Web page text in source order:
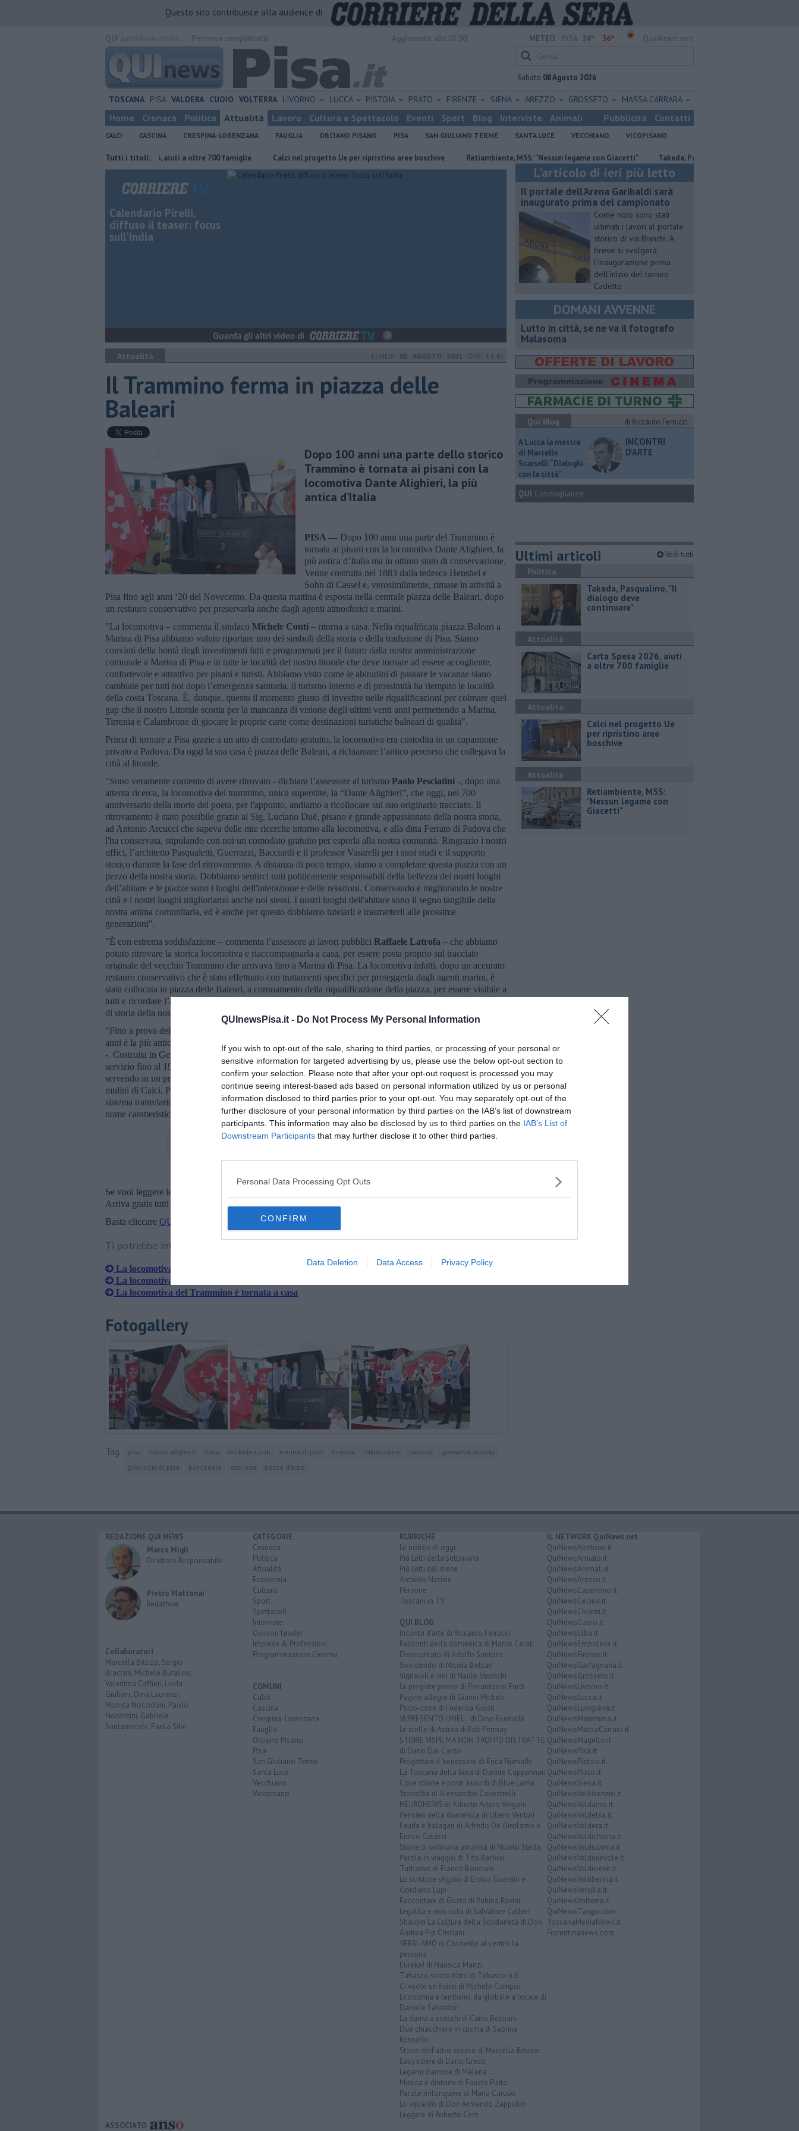
QUInewsPisa.it - Do Not Process My Personal Information
If you wish to opt-out of the sale, sharing to third parties, or processing of your personal or
sensitive information for targeted advertising by us, please use the below opt-out section to
confirm your selection. Please note that after your opt-out request is processed you may
continue seeing interest-based ads based on personal information utilized by us or personal
information disclosed to third parties prior to your opt-out. You may separately opt-out of the
further disclosure of your personal information by third parties on the IAB’s list of downstream
participants. This information may also be disclosed by us to third parties on the IAB’s List of
Downstream Participants that may further disclose it to other third parties.
Personal Data Processing Opt Outs
CONFIRM
Data Deletion Data Access Privacy Policy
Questo sito contribuisce alla audience di
METEO: 24° 36°
Sabato 08 Agosto 2026
TOSCANA PISA VALDERA CUOIO VOLTERRA LIVORNO LUCCA PISTOIA PRATO FIRENZE SIENA AREZZO GROSSETO MASSA CARRARA
Home Cronaca Politica Attualità Lavoro Cultura e Spettacolo Eventi Sport Blog Interviste Animali Pubblicità Contatti
CALCI CASCINA CRESPINA-LORENZANA FAUGLIA ORCIANO PISANO PISA SAN GIULIANO TERME SANTA LUCE VECCHIANO VICOPISANO
Tutti i titoli:
Carta Spesa 2026, aiuti a oltre 700 famiglie Calci nel progetto Ue per ripristino aree boschive Retiambiente, M5S: "Nessun legame con Giacetti" Takeda, Pasqualino, "Il dialogo deve continuare"
Calendario Pirelli,
diffuso il teaser: focus
sull'India
Attualità LUNEDÌ 02 AGOSTO 2021 ORE 14:42
Il Trammino ferma in piazza delle
Baleari
Dopo 100 anni una parte dello storico
Trammino è tornata ai pisani con la
locomotiva Dante Alighieri, la più
antica d’Italia
PISA — Dopo 100 anni una parte del Trammino è
tornata ai pisani con la locomotiva Dante Alighieri, la
più antica d’Italia ma in ottimo stato di conservazione.
Venne costruita nel 1883 dalla tedesca Henshel e
Sohn di Cassel e, verosimilmente, rimase in attività a
Pisa fino agli anni ‘20 del Novecento. Da questa mattina è esposta nella centrale piazza delle Baleari, dopo
un restauro conservativo per preservarla anche dagli agenti atmosferici e marini.
"La locomotiva – commenta il sindaco Michele Conti – ritorna a casa. Nella riqualificata piazza Baleari a
Marina di Pisa abbiamo voluto riportare uno dei simboli della storia e della tradizione di Pisa. Siamo
convinti della bontà degli investimenti fatti e programmati per il futuro dalla nostra amministrazione
comunale a Marina di Pisa e in tutte le località del nostro litorale che deve tornare ad essere accogliente,
confortevole e attrattivo per pisani e turisti. Abbiamo visto come le abitudini di passare le vacanze siano
cambiate per tutti noi dopo l’emergenza sanitaria, il turismo interno e di prossimità ha riempito le località
della costa Toscana. È, dunque, questo il momento giusto di investire nelle riqualificazioni per colmare quel
gap che il nostro Litorale sconta per la mancanza di visione degli ultimi venti anni permettendo a Marina,
Tirrenia e Calambrone di giocare le proprie carte come destinazioni turistiche balneari di qualità".
Prima di tornare a Pisa grazie a un atto di comodato gratuito, la locomotiva era custodita in un capannone
privato a Padova. Da oggi la sua casa è piazza delle Baleari, a richiamare l’antico percorso che collegava la
città al litorale.
"Sono veramente contento di avere ritrovato - dichiara l’assessore al turismo Paolo Pesciatini -, dopo una
attenta ricerca, la locomotiva del trammino, unica superstite, la “Dante Alighieri”, che oggi, nel 700
anniversario della morte del poeta, per l'appunto, andiamo a ricollocare sul suo originario tracciato. Il
ritrovamento è stato possibile grazie al Sig. Luciano Dué, pisano e grande appassionato della nostra storia,
ad Antonio Arcucci che sapeva delle mie ricerche intorno alla locomotiva, e alla ditta Ferrato di Padova che
l'ha conservata, stipulando con noi un comodato gratuito per esporla alla nostra comunità. Ringrazio i nostri
uffici, l’architetto Pasqualetti, Guerrazzi, Bacciardi e il professor Vasarelli per i suoi studi e il supporto
storico durante la fase del ritrovamento. A distanza di poco tempo, siamo a completare questa piazza con un
pezzo della nostra storia. Dobbiamo sentirci tutti politicamente responsabili della bellezza dei nostri luoghi
dell’abitare e le piazze sono i luoghi dell'interazione e delle relazioni. Conservando e migliorando le nostre
città e i nostri luoghi miglioriamo anche noi stessi. I nostri luoghi dell'abitare sono il segno tangibile della
nostra anima comunitaria, ed è anche per questo dobbiamo tutelarli e trasmetterli alle prossime
generazioni".
"È con estrema soddisfazione – commenta l’assessore ai lavori pubblici Raffaele Latrofa – che abbiamo
potuto ritrovare la storica locomotiva e riaccompagnarla a casa, per essere posta proprio sul tracciato
originale del vecchio Trammino che arrivava fino a Marina di Pisa. La locomotiva infatti, dopo un accurato
restauro conservativo che è stato effettuato con trattamenti specifici per proteggerla dagli agenti marini, è
stata collocata in piazza delle Baleari, a coronamento della riqualificazione della piazza, per essere visibile a
tutti e ricordare l’antico percorso del Trammino che portava al Litorale, ricostruendo visivamente un pezzo
di storia della nostra città e del nostro territorio".
"Fino a prova del contrario la locomotiva “Dante Alighieri” che oggi è tornata finalmente a casa dopo 100
anni è la più antica d’Italia, in questo ottimo stato di conservazione – afferma il professore
-. Costruita in Germania, venne ordinata per funzionare qui a Pisa sulle tramvie locali nel 1884. Rimase in
servizio fino al 1921 circa. Le tramvie della provincia di Pisa vennero inaugurate per Pontedera e per Calci,
servendo in un primo tempo solo per le cave di pietra di Caprona e per andare a macinare il grano verso i
mulini di Calci. Poi però la tramvia è stata prolungata fino al mare, a Boccadarno, nel 1892 creando un
sistema tramviario avveniristico per l’epoca che aveva un parco macchine di sei locomotive, tutte con un
nome caratteristico".
Se vuoi leggere le notizie principali della Toscana iscriviti alla
Arriva gratis tutti i giorni alle 20:00 direttamente nella tua casella di posta.
Basta cliccare QUI
Ti potrebbe interessare anche:
La locomotiva è arrivata a Marina
La locomotiva del Trammino torna a Marina
La locomotiva del Trammino è tornata a casa
Fotogallery
Tag pisa dante alighieri italia michele conti marina di pisa tirrenia calambrone padova
germania nazista
provincia di pisa
pontedera caprona bocca d'arno
L'articolo di ieri più letto
Il portale dell'Arena Garibaldi sarà
inaugurato prima del campionato
Come noto sono stati
ultimati i lavori al portale
storico di via Bianchi. A
breve si svolgerà
l'inaugurazione prima
dell'inizio del torneo
Cadetto
DOMANI AVVENNE
Lutto in città, se ne va il fotografo
Malasoma
Qui Blog
di Riccardo Ferrucci
A Lucca la mostra
di Marcello
Scarselli “Dialoghi
con la città"
INCONTRI
D'ARTE
QUI Condoglianze
Ultimi articoli Vedi tutti
Politica
Takeda, Pasqualino, "Il
dialogo deve
continuare"
Attualità
Carta Spesa 2026, aiuti
a oltre 700 famiglie
Attualità
Calci nel progetto Ue
per ripristino aree
boschive
Attualità
Retiambiente, M5S:
"Nessun legame con
Giacetti"
REDAZIONE QUI NEWS
Marco Migli
Direttore Responsabile
Pietro Mattonai
Redattore
Collaboratori
Marcella Bitozzi, Sergio
Braccini, Michele Bufalino,
Valentina Caffieri, Linda
Giuliani, Dina Laurenzi,
Monica Nocciolini, Paolo
Nocentini, Gabriele
Santarnecchi, Paola Silvi.
CATEGORIE
Cronaca
Politica
Attualità
Economia
Cultura
Sport
Spettacoli
Interviste
Opinion Leader
Imprese & Professioni
Programmazione Cinema
COMUNI
Calci
Cascina
Crespina-Lorenzana
Fauglia
Orciano Pisano
Pisa
San Giuliano Terme
Santa Luce
Vecchiano
Vicopisano
RUBRICHE
Le notizie di oggi
Più Letti della settimana
Più Letti del mese
Archivio Notizie
Persone
Toscani in TV
QUI BLOG
Incontri d'arte di Riccardo Ferrucci
Racconti della domenica di Marco Celati
Disincantato di Adolfo Santoro
Sorridendo di Nicola Belcari
Vignaioli e vini di Nadio Stronchi
Le pregiate penne di Pierantonio Pardi
Pagine allegre di Gianni Micheli
Psico-cose di Federica Giusti
VI PRESENTO I MIEI... di Dino Fiumalbi
Le stelle di Astrea di Edit Permay
STORIE VISPE MA NON TROPPO DISTRATTE
di Dario Dal Canto
Progettare il benessere di Erica Fiumalbi
La Toscana della birra di Davide Cappannari
Cose strane e posti assurdi di Blue Lama
Storielba di Alessandro Canestrelli
NEURONEWS di Alberto Arturo Vergani
Pensieri della domenica di Libero Venturi
Fauda e balagan di Alfredo De Girolamo e
Enrico Catassi
Storie di ordinaria umanità di Nicolò Stella
Parole in viaggio di Tito Barbini
Turbative di Franco Bonciani
Lo scrittore sfigato di Enrico Guerrini e
Gordiano Lupi
Raccontare di Gusto di Rubina Rovini
Legalità e non solo di Salvatore Calleri
Shalom La Cultura della Solidarietà di Don
Andrea Pio Cristiani
VERSI-AMO di Chi mette al centro la
persona
Eureka! di Nausica Manzi
Tabasco senza filtro di Tabasco n.6
Ci vuole un fisico di Michele Campisi
Economia e territorio, da globale a locale di
Daniele Salvadori
La dama a scacchi di Carlo Belciani
Due chiacchiere in cucina di Sabrina
Rossello
Storie dell'altro secolo di Marcella Bitozzi
Easy ridere di Dario Greco
Legami d'amore di Malena ...
Musica e dintorni di Fausto Pirìto
Parole milonguere di Maria Caruso
Lo sguardo di Don Armando Zappolini
Leggere di Roberto Cerri
IL NETWORK QuiNews.net
QuiNewsAbetone.it
QuiNewsAmiata.it
QuiNewsAnimali.it
QuiNewsArezzo.it
QuiNewsCasentino.it
QuiNewsCecina.it
QuiNewsChianti.it
QuiNewsCuoio.it
QuiNewsElba.it
QuiNewsEmpolese.it
QuiNewsFirenze.it
QuiNewsGarfagnana.it
QuiNewsGrosseto.it
QuiNewsLivorno.it
QuiNewsLucca.it
QuiNewsLunigiana.it
QuiNewsMaremma.it
QuiNewsMassaCarrara.it
QuiNewsMugello.it
QuiNewsPisa.it
QuiNewsPistoia.it
QuiNewsPrato.it
QuiNewsSiena.it
QuiNewsValbisenzio.it
QuiNewsValdarno.it
QuiNewsValdelsa.it
QuiNewsValdera.it
QuiNewsValdichiana.it
QuiNewsValdicornia.it
QuiNewsValdinievole.it
QuiNewsValdisieve.it
QuiNewsValtiberina.it
QuiNewsVersilia.it
QuiNewsVolterra.it
QuiNewsTango.com
ToscanaMediaNews.it
Fiorentinanews.com
ASSOCIATO